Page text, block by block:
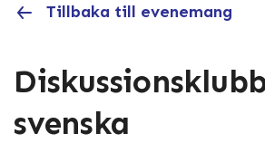
Tillbaka till evenemang
svenska